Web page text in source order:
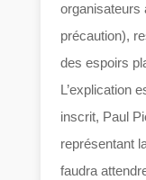
organisateurs
précaution),
des espoirs
L’explication
inscrit, Paul
représentant
faudra